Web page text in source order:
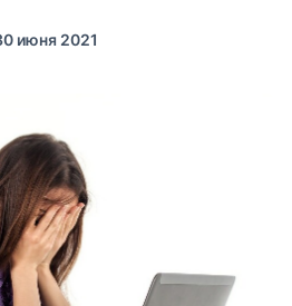
июня 2021